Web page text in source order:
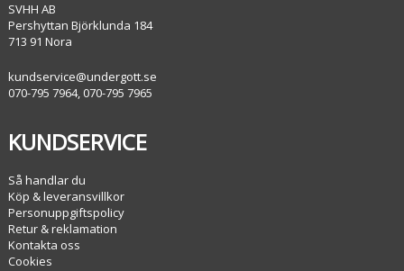
SVHH AB
Pershyttan Björklunda 184
713 91 Nora
kundservice@undergott.se
070-795 7964, 070-795 7965
KUNDSERVICE
Så handlar du
Köp & leveransvillkor
Personuppgiftspolicy
Retur & reklamation
Kontakta oss
Cookies